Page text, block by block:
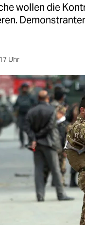
wollen die
Uhr